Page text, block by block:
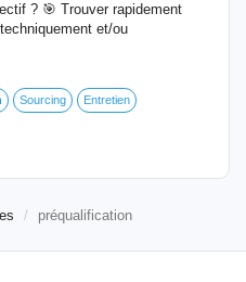
? 🎯 Trouver rapidement
et/ou
Sourcing Entretien
préqualification